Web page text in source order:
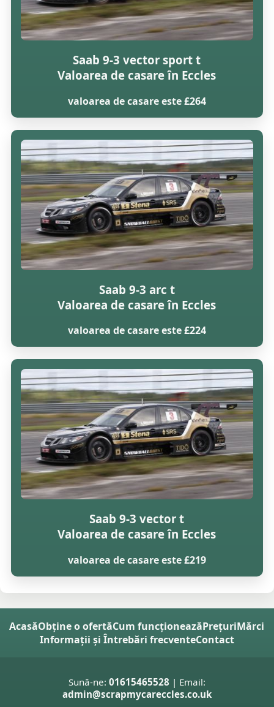
Saab 9-3 vector sport t
Valoarea de casare în Eccles
valoarea de casare este £264
Saab 9-3 arc t
Valoarea de casare în Eccles
valoarea de casare este £224
Saab 9-3 vector t
Valoarea de casare în Eccles
valoarea de casare este £219
AcasăObține o ofertăCum funcționeazăPrețuriMărci
Informații și Întrebări frecventeContact
Sună-ne: 01615465528 | Email:
admin@scrapmycareccles.co.uk